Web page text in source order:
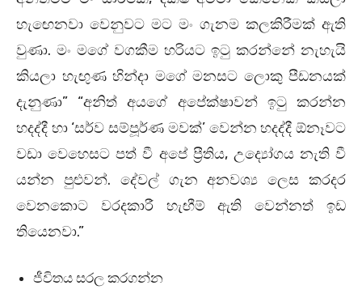
හැඟෙනවා වෙනුවට මට මං ගැනම කලකිරීමක් ඇති
වුණා. මං මගේ වගකීම හරියට ඉටු කරන්නේ නැහැයි
කියලා හැඟුණ හින්දා මගේ මනසට ලොකු පීඩනයක්
දැනුණා” “අනිත් අයගේ අපේක්ෂාවන් ඉටු කරන්න
හදද්දී හා ‘සර්ව සම්පූර්ණ මවක්’ වෙන්න හදද්දී ඕනෑවට
වඩා වෙහෙසට පත් වී අපේ ප්‍රීතිය, උද්‍යෝගය නැති වී
යන්න පුළුවන්. දේවල් ගැන අනවශ්‍ය ලෙස කරදර
වෙනකොට වරදකාරී හැඟීම් ඇති වෙන්නත් ඉඩ
තියෙනවා.”
ජීවිතය සරල කරගන්න